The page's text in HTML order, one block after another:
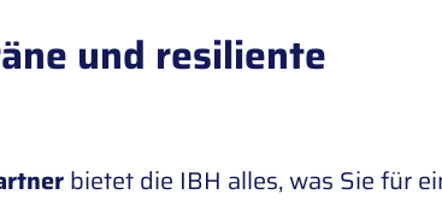
und resiliente
bietet die IBH alles, was Sie für